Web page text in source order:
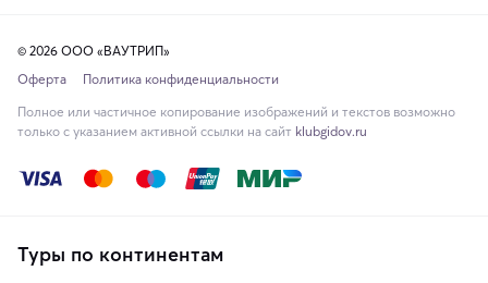
© 2026 ООО «ВАУТРИП»
Оферта
Политика конфиденциальности
Полное или частичное копирование изображений и текстов возможно
только с указанием активной ссылки на сайт klubgidov.ru
Туры по континентам